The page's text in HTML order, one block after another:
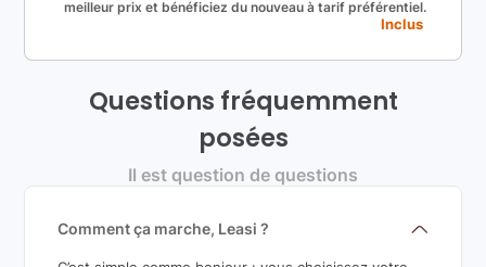
meilleur prix et bénéficiez du nouveau à tarif préférentiel.
Inclus
Questions fréquemment
posées
Il est question de questions
Comment ça marche, Leasi ?